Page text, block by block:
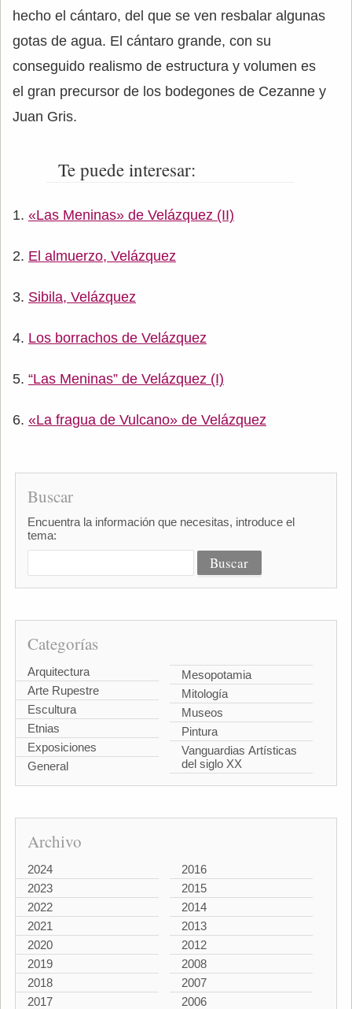
hecho el cántaro, del que se ven resbalar algunas
gotas de agua. El cántaro grande, con su
conseguido realismo de estructura y volumen es
el gran precursor de los bodegones de Cezanne y
Juan Gris.
Te puede interesar:
«Las Meninas» de Velázquez (II)
El almuerzo, Velázquez
Sibila, Velázquez
Los borrachos de Velázquez
“Las Meninas” de Velázquez (I)
«La fragua de Vulcano» de Velázquez
Buscar
Encuentra la información que necesitas, introduce el
tema:
Categorías
Arquitectura
Arte Rupestre
Escultura
Etnias
Exposiciones
General
Mesopotamia
Mitología
Museos
Pintura
Vanguardias Artísticas
del siglo XX
Archivo
2024
2023
2022
2021
2020
2019
2018
2017
2016
2015
2014
2013
2012
2008
2007
2006